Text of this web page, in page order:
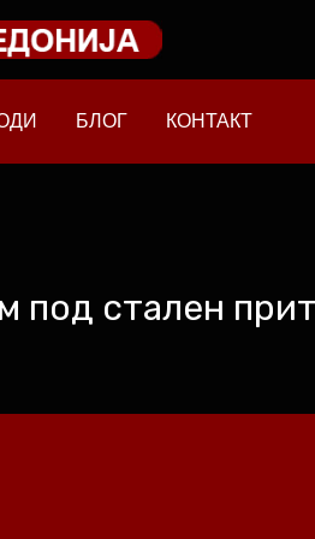
БЛОГ КОНТАКТ
под стален